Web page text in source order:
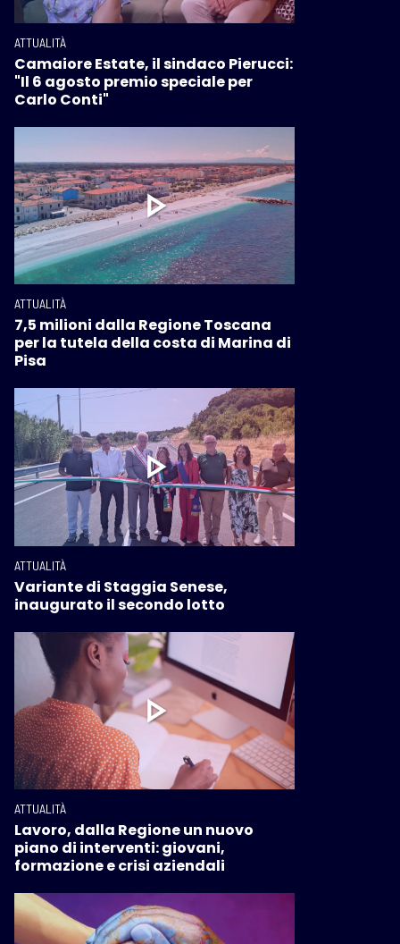
ATTUALITÀ
Camaiore Estate, il sindaco Pierucci:
"Il 6 agosto premio speciale per
Carlo Conti"
ATTUALITÀ
7,5 milioni dalla Regione Toscana
per la tutela della costa di Marina di
Pisa
ATTUALITÀ
Variante di Staggia Senese,
inaugurato il secondo lotto
ATTUALITÀ
Lavoro, dalla Regione un nuovo
piano di interventi: giovani,
formazione e crisi aziendali